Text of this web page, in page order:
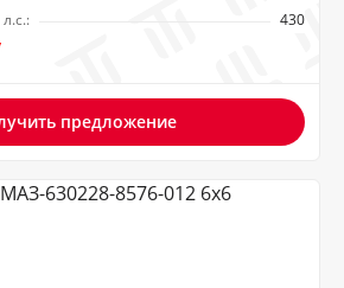
430
предложение